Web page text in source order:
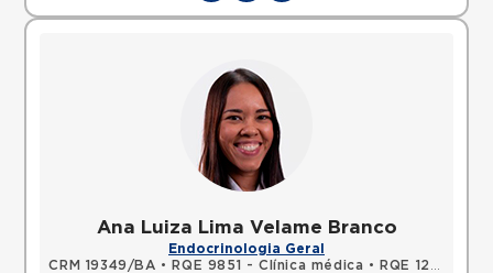
Ana Luiza Lima Velame Branco
Endocrinologia Geral
CRM 19349/BA • RQE 9851 - Clínica médica •
RQE 12015 - Endocrinologia e metabologia